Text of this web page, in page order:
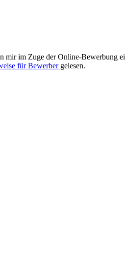
mir im Zuge der Online-Bewerbung
für Bewerber gelesen.